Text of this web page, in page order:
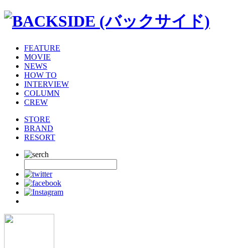
FEATURE
MOVIE
NEWS
HOW TO
INTERVIEW
COLUMN
CREW
STORE
BRAND
RESORT